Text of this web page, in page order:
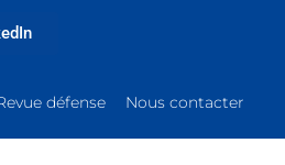
défense Nous contacter